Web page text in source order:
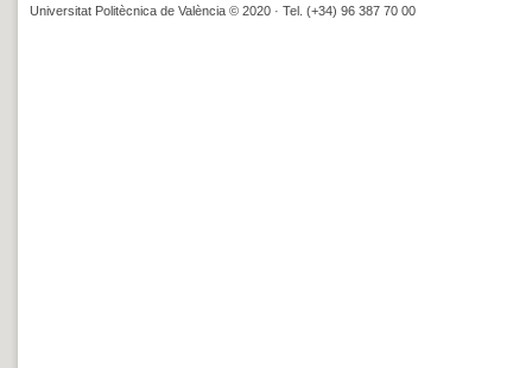
Universitat Politècnica de València © 2020 · Tel. (+34) 96 387 70 00